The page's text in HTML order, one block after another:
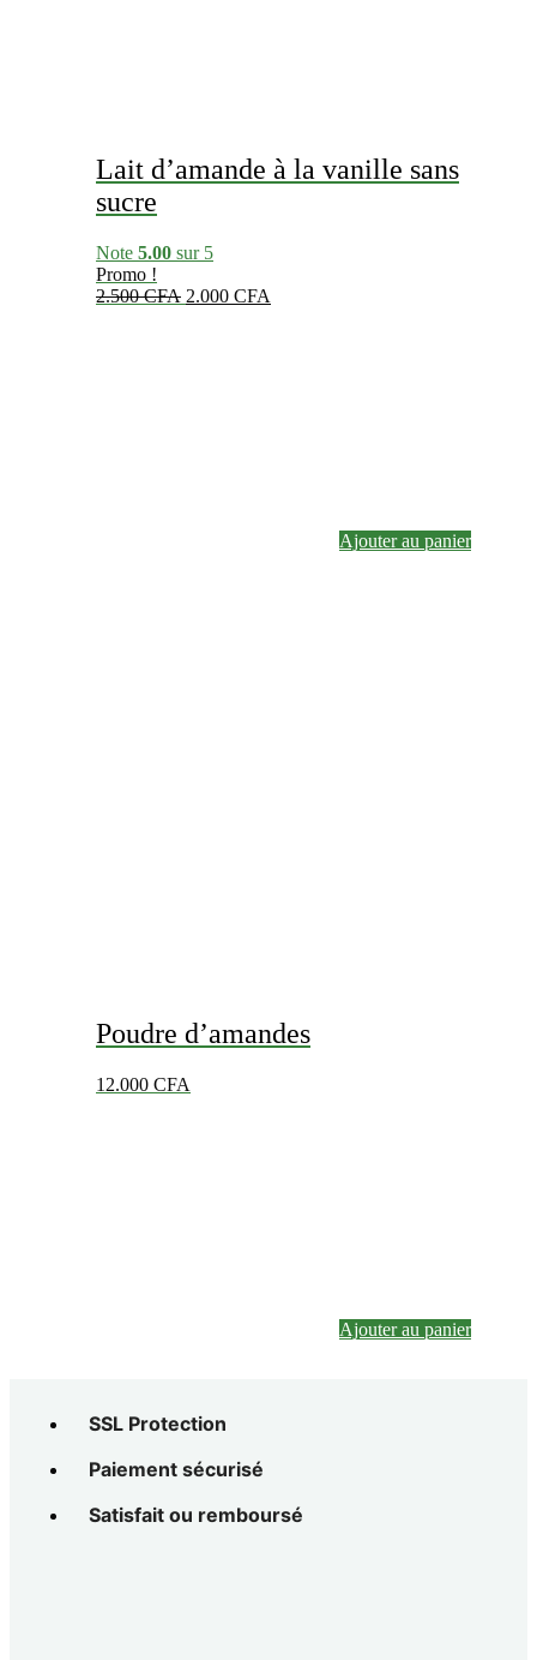
Lait d’amande à la vanille sans
sucre
Note 5.00 sur 5
Promo !
2.500CFA Le
2.000 CFA
Ajouter au panier
Poudre d’amandes
12.000 CFA
Ajouter au panier
SSL Protection
Paiement sécurisé
Satisfait ou remboursé